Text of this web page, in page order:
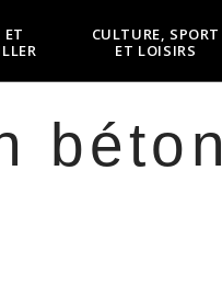
ET
CULTURE, SPORT
ET LOISIRS
béton